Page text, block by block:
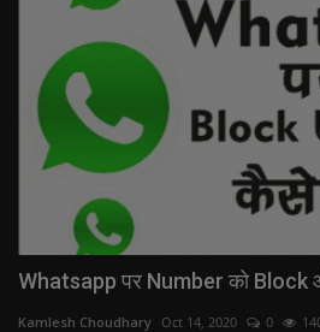
Technology
Banking
Tips & Tricks
Social Media
Questions
Whatsapp पर Number को
Kamlesh Choudhary Oct 14, 2020 0